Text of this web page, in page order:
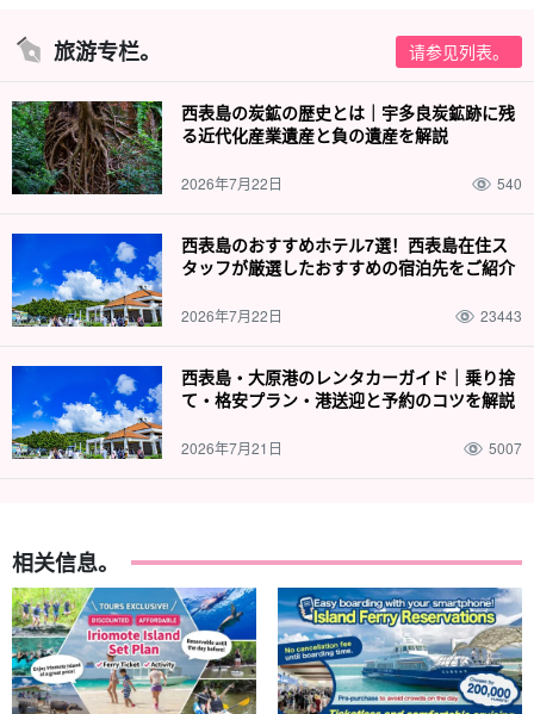
旅游专栏。 请参见列表。
西表島の炭鉱の歴史とは｜宇多良炭鉱跡に残
る近代化産業遺産と負の遺産を解説
2026年7月22日 540
西表島のおすすめホテル7選！西表島在住ス
タッフが厳選したおすすめの宿泊先をご紹介
2026年7月22日 23443
西表島・大原港のレンタカーガイド｜乗り捨
て・格安プラン・港送迎と予約のコツを解説
2026年7月21日 5007
相关信息。